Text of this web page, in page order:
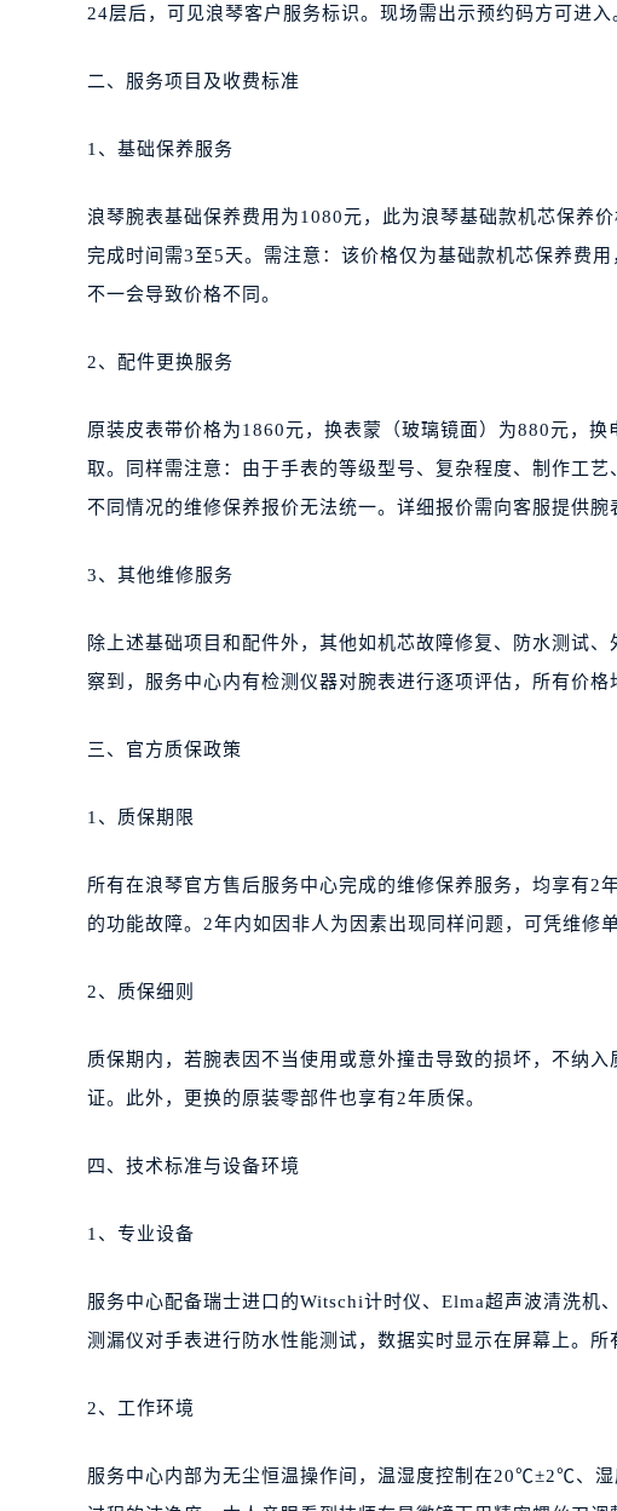
24层后，可见浪琴客户服务标识。现场需出示预约码方可进
二、服务项目及收费标准
1、基础保养服务
浪琴腕表基础保养费用为1080元，此为浪琴基础款机芯保养
完成时间需3至5天。需注意：该价格仅为基础款机芯保养费
不一会导致价格不同。
2、配件更换服务
原装皮表带价格为1860元，换表蒙（玻璃镜面）为880元，
取。同样需注意：由于手表的等级型号、复杂程度、制作工
不同情况的维修保养报价无法统一。详细报价需向客服提供
3、其他维修服务
除上述基础项目和配件外，其他如机芯故障修复、防水测试
察到，服务中心内有检测仪器对腕表进行逐项评估，所有价格
三、官方质保政策
1、质保期限
所有在浪琴官方售后服务中心完成的维修保养服务，均享有2
的功能故障。2年内如因非人为因素出现同样问题，可凭维修
2、质保细则
质保期内，若腕表因不当使用或意外撞击导致的损坏，不纳
证。此外，更换的原装零部件也享有2年质保。
四、技术标准与设备环境
1、专业设备
服务中心配备瑞士进口的Witschi计时仪、Elma超声波清洗机
测漏仪对手表进行防水性能测试，数据实时显示在屏幕上。
2、工作环境
服务中心内部为无尘恒温操作间，温湿度控制在20℃±2℃、